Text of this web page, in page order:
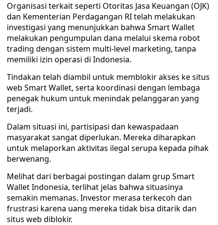
Organisasi terkait seperti Otoritas Jasa Keuangan (OJK)
dan Kementerian Perdagangan RI telah melakukan
investigasi yang menunjukkan bahwa Smart Wallet
melakukan pengumpulan dana melalui skema robot
trading dengan sistem multi-level marketing, tanpa
memiliki izin operasi di Indonesia.
Tindakan telah diambil untuk memblokir akses ke situs
web Smart Wallet, serta koordinasi dengan lembaga
penegak hukum untuk menindak pelanggaran yang
terjadi.
Dalam situasi ini, partisipasi dan kewaspadaan
masyarakat sangat diperlukan. Mereka diharapkan
untuk melaporkan aktivitas ilegal serupa kepada pihak
berwenang.
Melihat dari berbagai postingan dalam grup Smart
Wallet Indonesia, terlihat jelas bahwa situasinya
semakin memanas. Investor merasa terkecoh dan
frustrasi karena uang mereka tidak bisa ditarik dan
situs web diblokir.